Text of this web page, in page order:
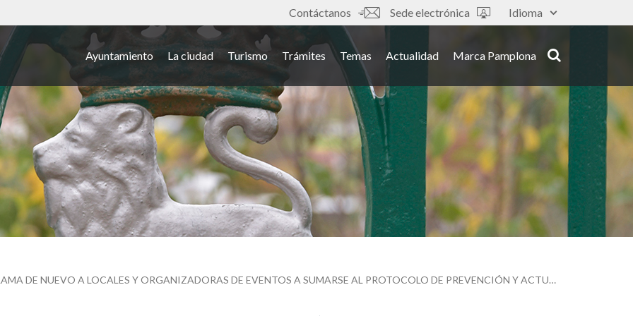
Idioma
Tools
Contáctanos Sede electrónica
Ayuntamiento La ciudad Turismo Trámites Temas Actualidad Marca Pamplona
EL AYUNTAMIENTO LLAMA DE NUEVO A LOCALES Y ORGANIZADORAS DE EVENTOS A SUMARSE AL PROTOCOLO DE PREVENCIÓN Y ACTUACIÓN ANTE LA VIOLENCIA SEXISTA EN ESPACIOS DE OCIO